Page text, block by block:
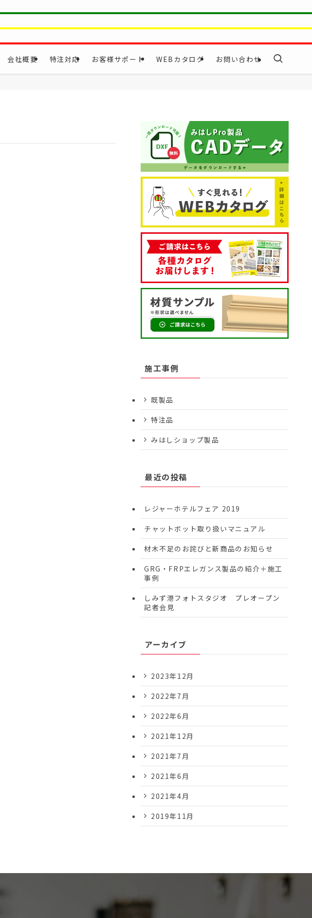
会社概要 特注対応 お客様サポート WEBカタログ お問い合わせ
施工事例
既製品
特注品
みはしショップ製品
最近の投稿
レジャーホテルフェア 2019
チャットボット取り扱いマニュアル
材木不足のお詫びと新商品のお知らせ
GRG・FRPエレガンス製品の紹介＋施工
事例
しみず港フォトスタジオ プレオープン
記者会見
アーカイブ
2023年12月
2022年7月
2022年6月
2021年12月
2021年7月
2021年6月
2021年4月
2019年11月